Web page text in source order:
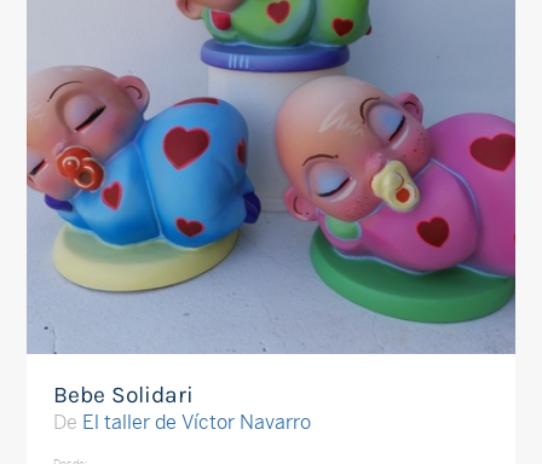
Bebe Solidari
De El taller de Víctor Navarro